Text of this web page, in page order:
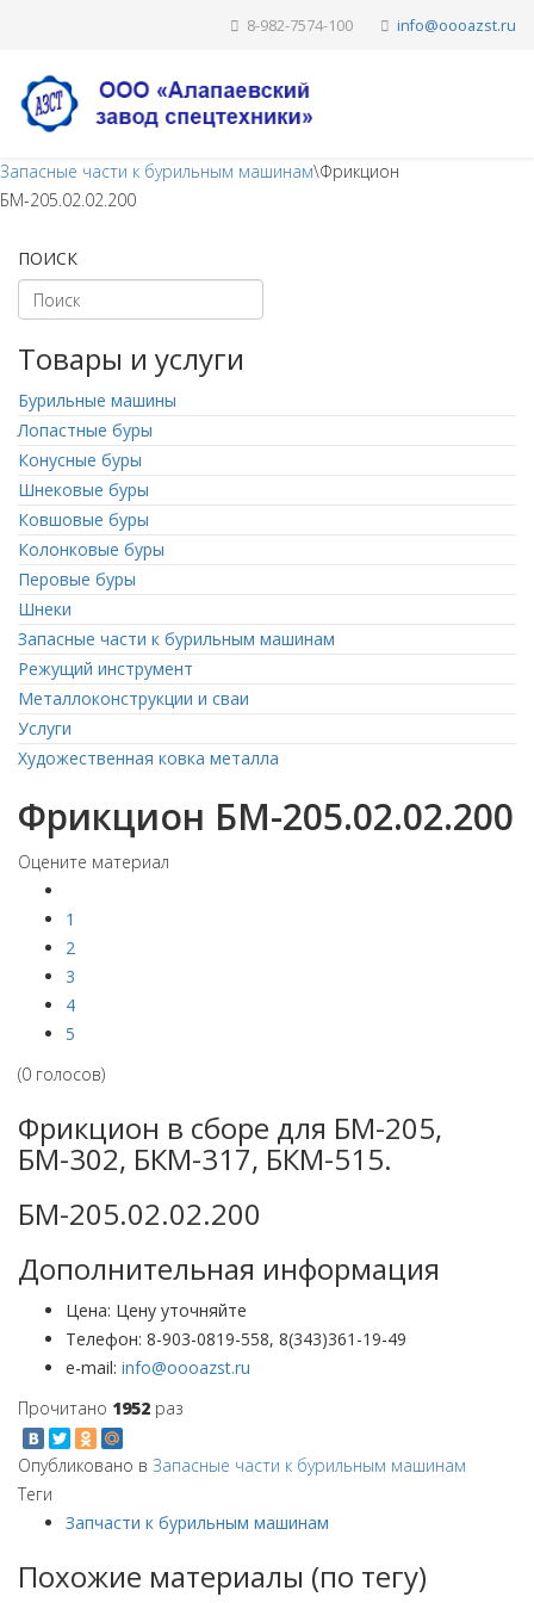
8-982-7574-100
Запасные части к бурильным машинам\Фрикцион
БМ-205.02.02.200
ПОИСК
Товары и услуги
Бурильные машины
Лопастные буры
Конусные буры
Шнековые буры
Ковшовые буры
Колонковые буры
Перовые буры
Шнеки
Запасные части к бурильным машинам
Режущий инструмент
Металлоконструкции и сваи
Услуги
Художественная ковка металла
Фрикцион БМ-205.02.02.200
Оцените материал
1
2
3
4
5
(0 голосов)
Фрикцион в сборе для БМ-205,
БМ-302, БКМ-317, БКМ-515.
БМ-205.02.02.200
Дополнительная информация
Цена: Цену уточняйте
Телефон: 8-903-0819-558, 8(343)361-19-49
e-mail:
Прочитано 1952 раз
Опубликовано в Запасные части к бурильным машинам
Теги
Запчасти к бурильным машинам
Похожие материалы (по тегу)